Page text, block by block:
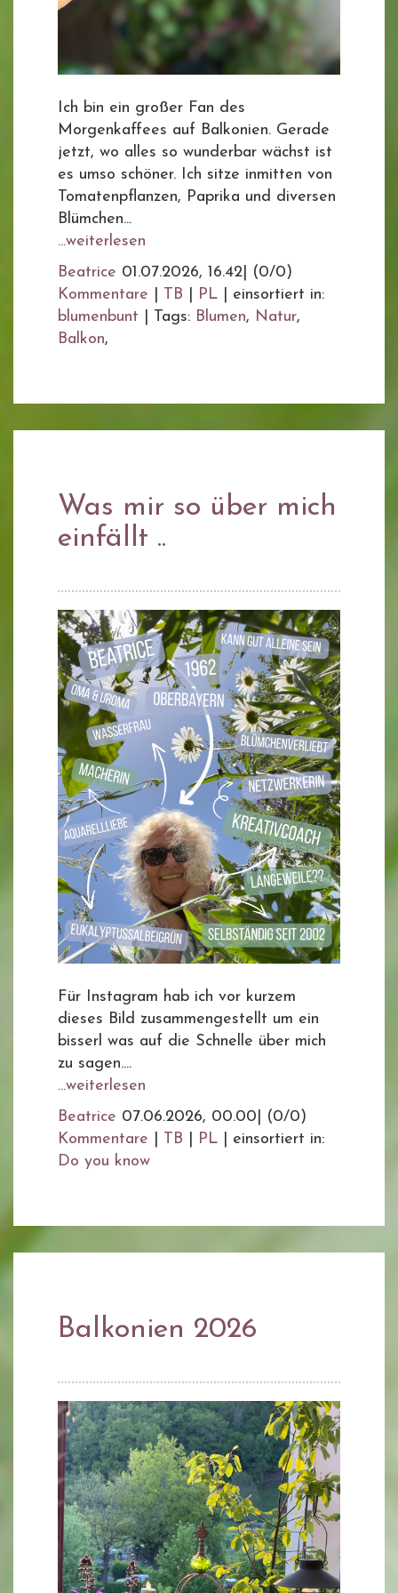
Ich bin ein großer Fan des
Morgenkaffees auf Balkonien. Gerade
jetzt, wo alles so wunderbar wächst ist
es umso schöner. Ich sitze inmitten von
Tomatenpflanzen, Paprika und diversen
Blümchen...
...weiterlesen
Beatrice 01.07.2026, 16.42
(0/0)
Kommentare
TB PL
einsortiert in:
blumenbunt
Tags: Blumen, Natur,
Balkon,
Was mir so über mich
einfällt ..
Für Instagram hab ich vor kurzem
dieses Bild zusammengestellt um ein
bisserl was auf die Schnelle über mich
zu sagen....
...weiterlesen
Beatrice 07.06.2026, 00.00
(0/0)
Kommentare
TB PL
einsortiert in:
Do you know
Balkonien 2026